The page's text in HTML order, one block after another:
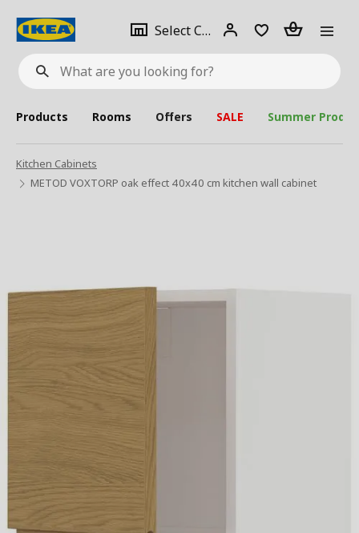
What
are
looking
for?
Select City Select
city
Login Piece(s)
Products Rooms Offers SALE Summer
Kitchen Cabinets
METOD VOXTORP oak effect 40x40 cm kitchen wall cabinet